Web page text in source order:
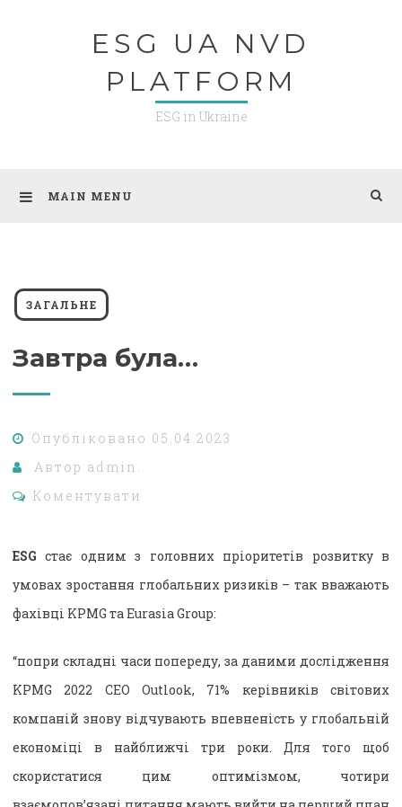
ESG UA NVD
PLATFORM
ESG in Ukraine
MAIN MENU
ЗАГАЛЬНЕ
Завтра була…
Опубліковано 05.04.2023
Автор admin.
Коментувати
ESG стає одним з головних пріоритетів розвитку в
умовах зростання глобальних ризиків – так вважають
фахівці KPMG та Eurasia Group:
“попри складні часи попереду, за даними дослідження
KPMG 2022 CEO Outlook, 71% керівників світових
компаній знову відчувають впевненість у глобальній
економіці в найближчі три роки. Для того щоб
скористатися цим оптимізмом, чотири